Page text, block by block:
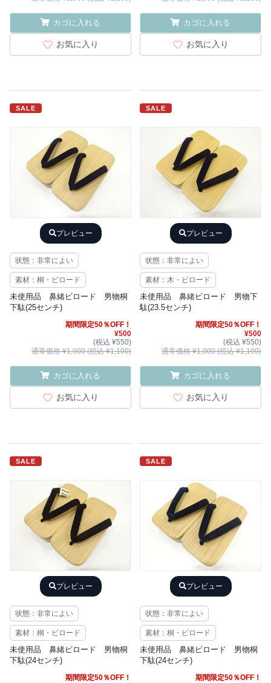
カゴに入れる
お気に入り
カゴに入れる
お気に入り
SALE
プレビュー
状態：非常によい
素材：桐・ビロード
未使用品 鼻緒ビロード 男物桐
下駄(25センチ)
期間限定50％OFF！
¥500
(税込 ¥550)
通常価格 ¥1,000 (税込 ¥1,100)
カゴに入れる
お気に入り
SALE
プレビュー
状態：非常によい
素材：木・ビロード
未使用品 鼻緒ビロード 男物下
駄(23.5センチ)
期間限定50％OFF！
¥500
(税込 ¥550)
通常価格 ¥1,000 (税込 ¥1,100)
カゴに入れる
お気に入り
SALE
プレビュー
状態：非常によい
素材：桐・ビロード
未使用品 鼻緒ビロード 男物桐
下駄(24センチ)
期間限定50％OFF！
SALE
プレビュー
状態：非常によい
素材：桐・ビロード
未使用品 鼻緒ビロード 男物桐
下駄(24センチ)
期間限定50％OFF！